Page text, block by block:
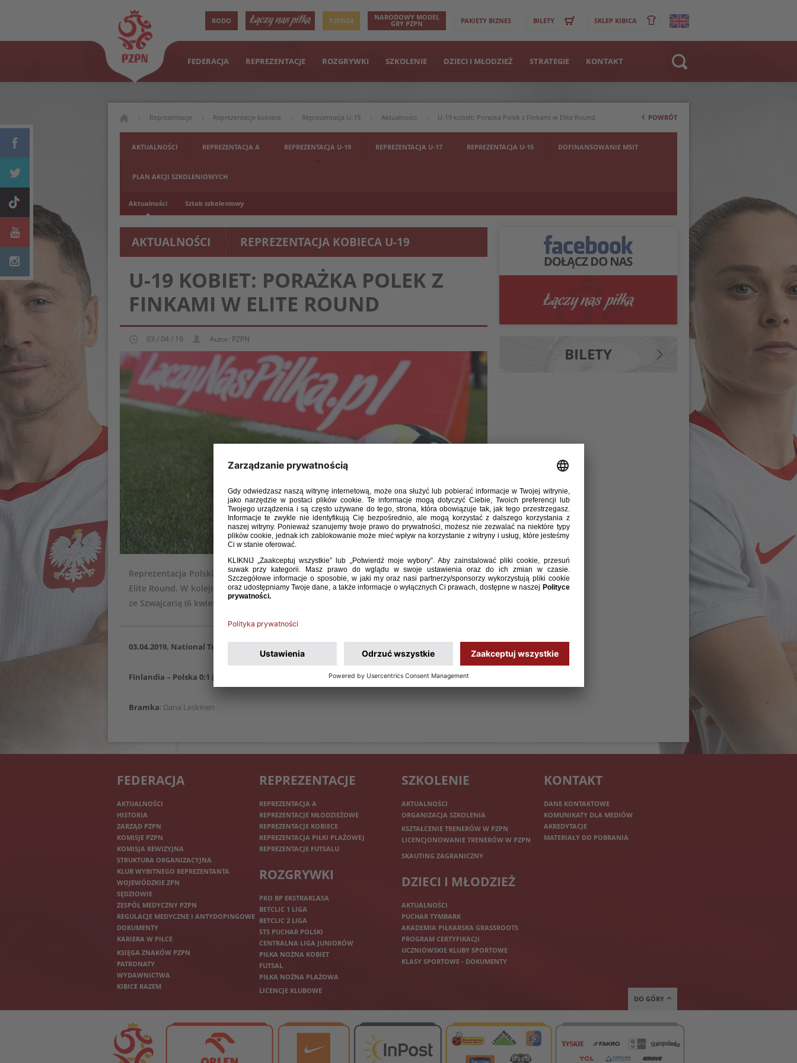
RODO PZPN24 NARODOWY MODEL
GRY PZPN PAKIETY BIZNES BILETY SKLEP KIBICA
FEDERACJA REPREZENTACJE ROZGRYWKI SZKOLENIE DZIECI I MŁODZIEŻ STRATEGIE KONTAKT
>
Strona WWW
Zawodnik
Reprezentacje Reprezentacje kobiece Reprezentacja U-19 Aktualności U-19 kobiet: Porażka Polek z Finkami w Elite Round POWRÓT
AKTUALNOŚCI REPREZENTACJA A REPREZENTACJA U-19 REPREZENTACJA U-17 REPREZENTACJA U-15 DOFINANSOWANIE MSIT
PLAN AKCJI SZKOLENIOWYCH
Aktualności Sztab szkoleniowy
AKTUALNOŚCI REPREZENTACJA KOBIECA U-19
U-19 KOBIET: PORAŻKA POLEK Z
FINKAMI W ELITE ROUND
03 / 04 / 19 Autor: PZPN
Reprezentacja Polski kobiet do lat 19 uległa Finlandii 0:1 w pierwszym meczu turnieju
Elite Round. W kolejnym spotkaniu podopieczne trenera Marcina Kasprowicza zagrają
ze Szwajcarią (6 kwietnia).
03.04.2019, National Training Centre Tubize
Finlandia – Polska 0:1 (0:0)
Bramka: Dana Leskinen
BILETY
FEDERACJA
AKTUALNOŚCI
HISTORIA
ZARZĄD PZPN
KOMISJE PZPN
KOMISJA REWIZYJNA
STRUKTURA ORGANIZACYJNA
KLUB WYBITNEGO REPREZENTANTA
WOJEWÓDZKIE ZPN
SĘDZIOWIE
ZESPÓŁ MEDYCZNY PZPN
REGULACJE MEDYCZNE I ANTYDOPINGOWE
DOKUMENTY
KARIERA W PIŁCE
KSIĘGA ZNAKÓW PZPN
PATRONATY
WYDAWNICTWA
KIBICE RAZEM
REPREZENTACJE
REPREZENTACJA A
REPREZENTACJE MŁODZIEŻOWE
REPREZENTACJE KOBIECE
REPREZENTACJA PIŁKI PLAŻOWEJ
REPREZENTACJE FUTSALU
ROZGRYWKI
PKO BP EKSTRAKLASA
BETCLIC 1 LIGA
BETCLIC 2 LIGA
STS PUCHAR POLSKI
CENTRALNA LIGA JUNIORÓW
PIŁKA NOŻNA KOBIET
FUTSAL
PIŁKA NOŻNA PLAŻOWA
LICENCJE KLUBOWE
SZKOLENIE
AKTUALNOŚCI
ORGANIZACJA SZKOLENIA
KSZTAŁCENIE TRENERÓW W PZPN
LICENCJONOWANIE TRENERÓW W PZPN
SKAUTING ZAGRANICZNY
DZIECI I MŁODZIEŻ
AKTUALNOŚCI
PUCHAR TYMBARK
AKADEMIA PIŁKARSKA GRASSROOTS
PROGRAM CERTYFIKACJI
UCZNIOWSKIE KLUBY SPORTOWE
KLASY SPORTOWE - DOKUMENTY
KONTAKT
DANE KONTAKTOWE
KOMUNIKATY DLA MEDIÓW
AKREDYTACJE
MATERIAŁY DO POBRANIA
DO GÓRY